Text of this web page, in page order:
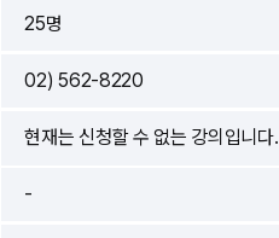
25명
02) 562-8220
현재는 신청할 수 없는 강의입니다.
-